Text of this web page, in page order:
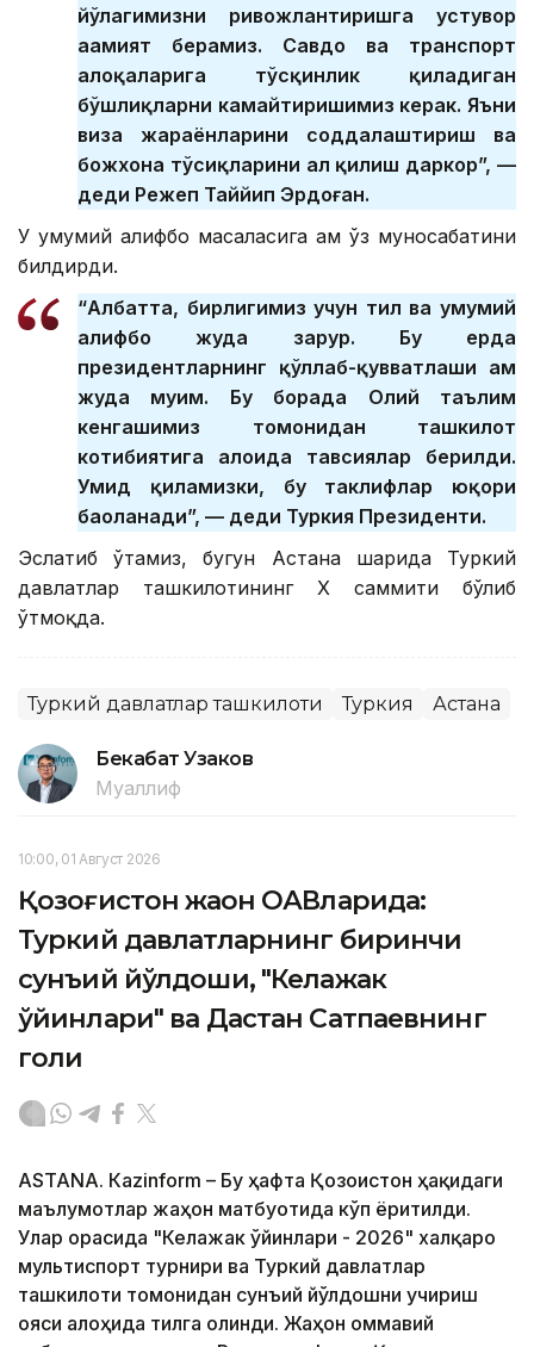
йўлагимизни ривожлантиришга устувор
аҳамият берамиз. Савдо ва транспорт
алоқаларига тўсқинлик қиладиган
бўшлиқларни камайтиришимиз керак. Яъни
виза жараёнларини соддалаштириш ва
божхона тўсиқларини ҳал қилиш даркор”, —
деди Режеп Таййип Эрдоған.
У умумий алифбо масаласига ҳам ўз муносабатини
билдирди.
“Албатта, бирлигимиз учун тил ва умумий
алифбо жуда зарур. Бу ерда
президентларнинг қўллаб-қувватлаши ҳам
жуда муҳим. Бу борада Олий таълим
кенгашимиз томонидан ташкилот
котибиятига алоҳида тавсиялар берилди.
Умид қиламизки, бу таклифлар юқори
баҳоланади”, — деди Туркия Президенти.
Эслатиб ўтамиз, бугун Астана шаҳрида Туркий
давлатлар ташкилотининг Х саммити бўлиб
ўтмоқда.
Туркий давлатлар ташкилоти Туркия Астана
Бекабат Узаков
Муаллиф
10:00, 01 Август 2026
Қозоғистон жаҳон ОАВларида:
Туркий давлатларнинг биринчи
сунъий йўлдоши, "Келажак
ўйинлари" ва Дастан Сатпаевнинг
голи
ASTANА. Кazinform – Бу ҳафта Қозоғистон ҳақидаги
маълумотлар жаҳон матбуотида кўп ёритилди.
Улар орасида "Келажак ўйинлари - 2026" халқаро
мультиспорт турнири ва Туркий давлатлар
ташкилоти томонидан сунъий йўлдошни учириш
ғояси алоҳида тилга олинди. Жаҳон оммавий